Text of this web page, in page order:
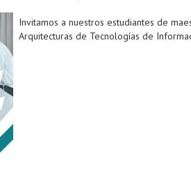
Invitamos a nuestros estudiantes de
Arquitecturas de Tecnologías de